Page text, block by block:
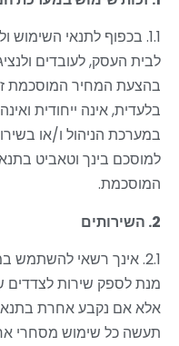
1.1. בכפוף לתנאי השימוש ולמדיניות הפרטיות
לבית העסק,לעובדים
בהצעת המחיר המוסכמת
בלעדית, אינה ייחודית ואינה
במערכת הניהול ו/או
למוסכם בינך וטאביט
המוסכמת.
2. השירותים
2.1. אינך רשאי להשתמש
מנת לספק שירות לצדדים
אלא אם נקבע אחרת
תעשה כל שימוש מסחרי